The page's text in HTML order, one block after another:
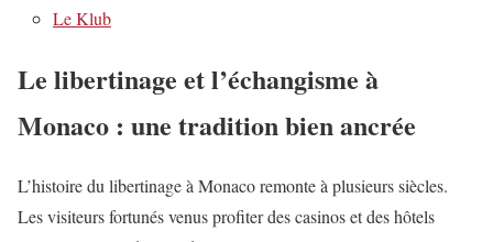
Le Klub
Le libertinage et l’échangisme à
Monaco : une tradition bien ancrée
L’histoire du libertinage à Monaco remonte à plusieurs siècles.
Les visiteurs fortunés venus profiter des casinos et des hôtels